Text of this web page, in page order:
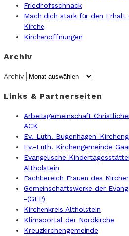
Friedhofsschnack
Mach dich stark für den Erhalt
Kirche
Kirchenöffnungen
Archiv
Archiv
Links & Partnerseiten
Arbeitsgemeinschaft
ACK
Ev.-Luth. Bugenhagen-
Ev.-Luth. Kirchengemeinde
Evangelische
Altholstein
Fachbereich Frauen des
Gemeinschaftswerke der
-(GEP)
Kirchenkreis Altholstein
Klimaportal der Nordkirche
Kreuzkirchengemeinde